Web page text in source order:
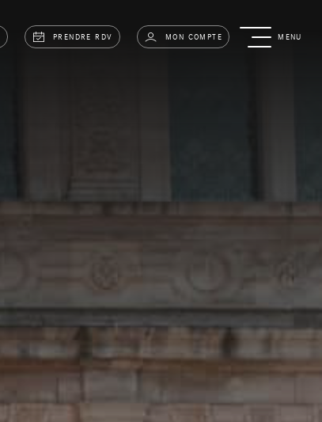
PRENDRE RDV MON COMPTE MENU